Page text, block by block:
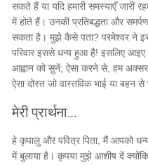
सकते हैं या यदि हमारी समस्याएँ जारी
में होते हैं। उनकी प्रतिबद्धता और
सकता है। मुझे कैसे पता? परमेश्वर ने
परिवार इससे धन्य हुआ है! इसलिए
आह्वान को सुनें; ऐसा करने से, हम
ऐसा दोस्त जो वास्तविक भाई या बहन
मेरी प्रार्थना...
हे कृपालु और पवित्र पिता, मैं आपको
में बुलाया है। कृपया मुझे आशीष दें